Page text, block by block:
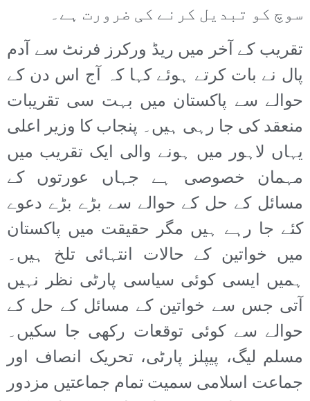
سوچ کو تبدیل کرنے کی ضرورت ہے۔
تقریب کے آخر میں ریڈ ورکرز فرنٹ سے آدم
پال نے بات کرتے ہوئے کہا کہ آج اس دن کے
حوالے سے پاکستان میں بہت سی تقریبات
منعقد کی جا رہی ہیں۔ پنجاب کا وزیر اعلی
یہاں لاہور میں ہونے والی ایک تقریب میں
مہمان خصوصی ہے جہاں عورتوں کے
مسائل کے حل کے حوالے سے بڑے بڑے دعوے
کئے جا رہے ہیں مگر حقیقت میں پاکستان
میں خواتین کے حالات انتہائی تلخ ہیں۔
ہمیں ایسی کوئی سیاسی پارٹی نظر نہیں
آتی جس سے خواتین کے مسائل کے حل کے
حوالے سے کوئی توقعات رکھی جا سکیں۔
مسلم لیگ، پیپلز پارٹی، تحریک انصاف اور
جماعت اسلامی سمیت تمام جماعتیں مزدور